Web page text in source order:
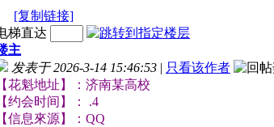
[复制链接]
梯直达
主
发表于 2026-3-14 15:46:53 | 只看该作者
【花魁地址】：济南某高校
【约会时间】： .4
【信息來源】：QQ